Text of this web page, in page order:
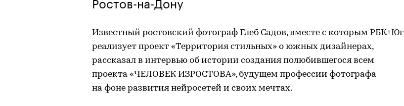
Известный ростовский фотограф Глеб Садов, вместе с которым РБК+Юг
реализует проект «Территория стильных» о южных дизайнерах,
рассказал в интервью об истории создания полюбившегося всем
проекта «ЧЕЛОВЕК ИЗРОСТОВА», будущем профессии фотографа
на фоне развития нейросетей и своих мечтах.